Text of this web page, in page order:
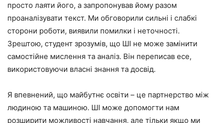
просто лаяти його, а запропонував йому разом
проаналізувати текст. Ми обговорили сильні і слабкі
сторони роботи, виявили помилки і неточності.
Зрештою, студент зрозумів, що ШІ не може замінити
самостійне мислення та аналіз. Він переписав есе,
використовуючи власні знання та досвід.
Я впевнений, що майбутнє освіти – це партнерство між
людиною та машиною. ШІ може допомогти нам
розширити можливості навчання, але тільки якщо ми